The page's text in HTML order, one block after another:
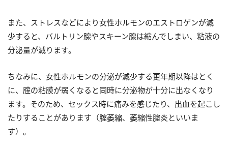
また、ストレスなどにより女性ホルモンのエストロゲンが減
少すると、バルトリン腺やスキーン腺は縮んでしまい、粘液の
分泌量が減ります。
ちなみに、女性ホルモンの分泌が減少する更年期以降はとく
に、腟の粘膜が弱くなると同時に分泌物が十分に出なくなり
ます。そのため、セックス時に痛みを感じたり、出血を起こし
たりすることがあります（腟萎縮、萎縮性腟炎といいま
す）。